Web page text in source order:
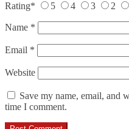
Rating* 5 4 3 2
Name *
Email *
Website
Save my name, email, and
time I comment.